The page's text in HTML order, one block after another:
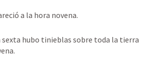
a la hora novena.
sexta hubo tinieblas sobre toda la tierra